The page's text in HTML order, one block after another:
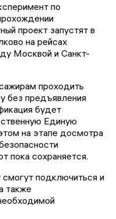
по
проект запустят в
на рейсах
Москвой и Санкт-
проходить
без предъявления
будет
Единую
на этапе досмотра
пока сохраняется.
смогут подключиться и
также